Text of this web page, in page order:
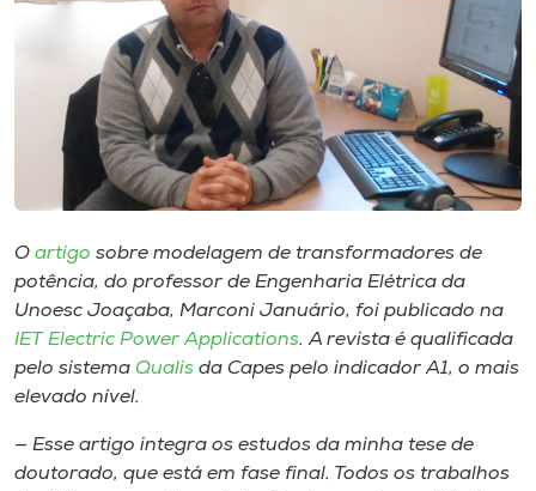
Museu
Unoesc
Selecione
O artigo sobre modelagem de transformadores de
potência, do professor de Engenharia Elétrica da
Unoesc Joaçaba, Marconi Januário, foi publicado na
IET Electric Power Applications. A revista é qualificada
pelo sistema Qualis da Capes pelo indicador A1, o mais
elevado nível.
— Esse artigo integra os estudos da minha tese de
doutorado, que está em fase final. Todos os trabalhos